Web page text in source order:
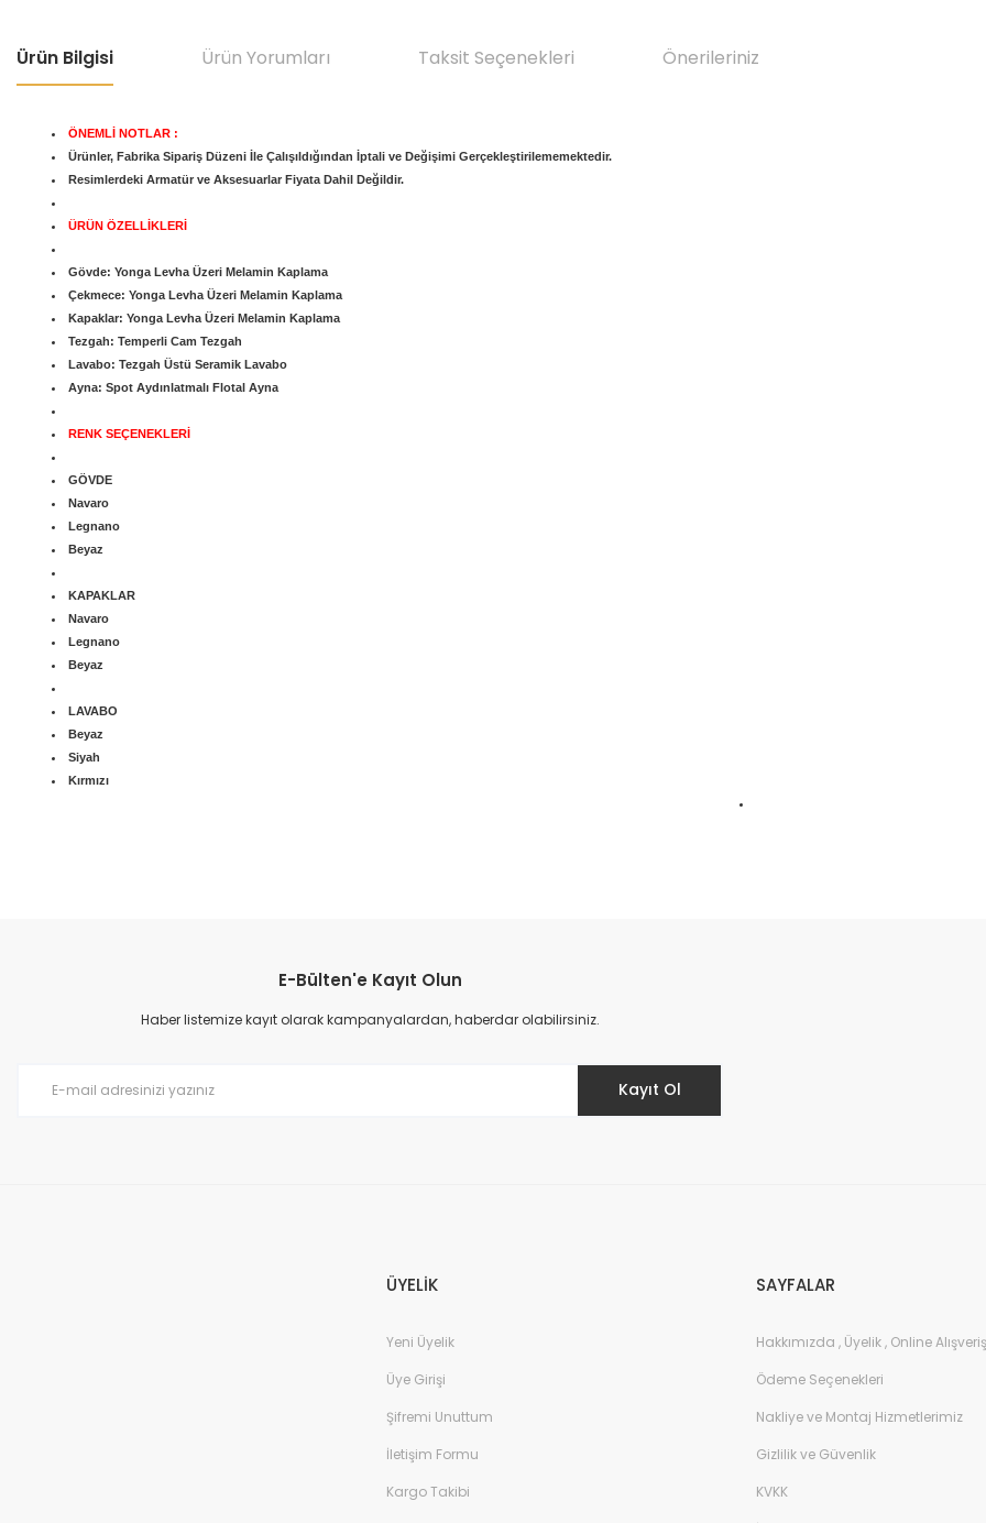
Ürün Bilgisi Ürün Yorumları Taksit Seçenekleri Önerileriniz
ÖNEMLİ NOTLAR :
Ürünler, Fabrika Sipariş Düzeni İle Çalışıldığından İptali ve Değişimi Gerçekleştirilememektedir.
Resimlerdeki Armatür ve Aksesuarlar Fiyata Dahil Değildir.
ÜRÜN ÖZELLİKLERİ
Gövde: Yonga Levha Üzeri Melamin Kaplama
Çekmece: Yonga Levha Üzeri Melamin Kaplama
Kapaklar: Yonga Levha Üzeri Melamin Kaplama
Tezgah: Temperli Cam Tezgah
Lavabo: Tezgah Üstü Seramik Lavabo
Ayna: Spot Aydınlatmalı Flotal Ayna
RENK SEÇENEKLERİ
GÖVDE
Navaro
Legnano
Beyaz
KAPAKLAR
Navaro
Legnano
Beyaz
LAVABO
Beyaz
Siyah
Kırmızı
Ürün resmi kalitesiz, bozuk veya görüntülenemiyor.
Ürün açıklamasında eksik bilgiler bulunuyor.
E-Bülten'e Kayıt Olun
Haber listemize kayıt olarak kampanyalardan, haberdar olabilirsiniz.
Kayıt Ol
ÜYELİK
Yeni Üyelik
Üye Girişi
Şifremi Unuttum
İletişim Formu
Kargo Takibi
SAYFALAR
Hakkımızda , Üyelik , Online Alışveriş
Ödeme Seçenekleri
Nakliye ve Montaj Hizmetlerimiz
Gizlilik ve Güvenlik
KVKK